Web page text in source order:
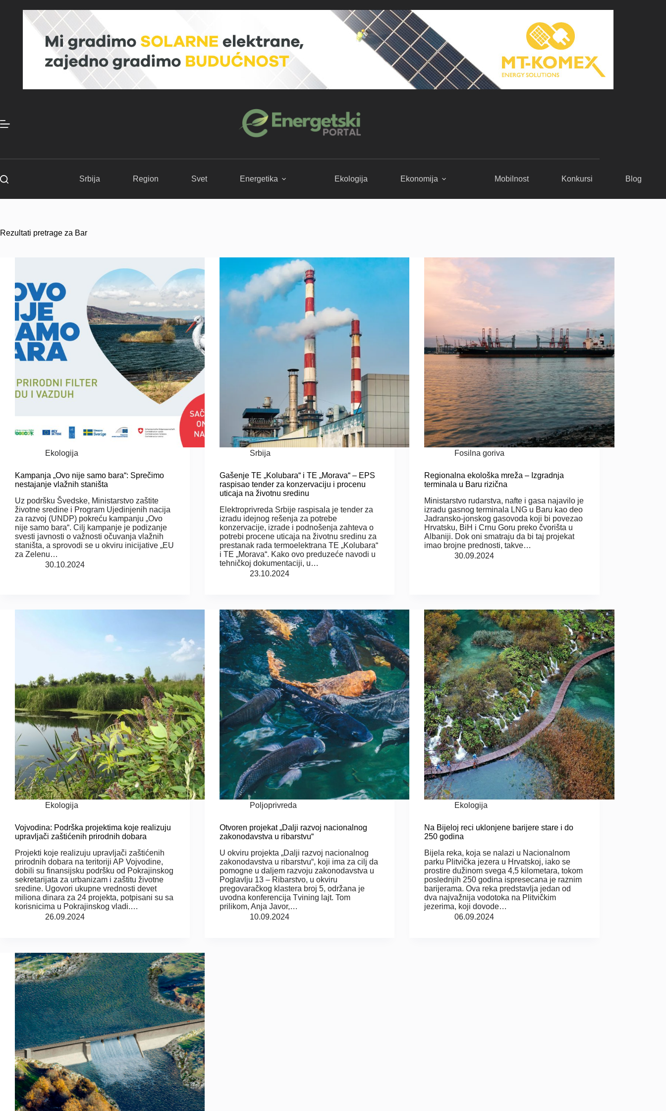
Srbija Region Svet Energetika Ekologija Ekonomija Mobilnost Konkursi Blog
Rezultati pretrage za Bar
Ekologija
Kampanja „Ovo nije samo bara“: Sprečimo
nestajanje vlažnih staništa
Uz podršku Švedske, Ministarstvo zaštite
životne sredine i Program Ujedinjenih nacija
za razvoj (UNDP) pokreću kampanju „Ovo
nije samo bara“. Cilj kampanje je podizanje
svesti javnosti o važnosti očuvanja vlažnih
staništa, a sprovodi se u okviru inicijative „EU
za Zelenu…
30.10.2024
Srbija
Gašenje TE „Kolubara“ i TE „Morava“ – EPS
raspisao tender za konzervaciju i procenu
uticaja na životnu sredinu
Elektroprivreda Srbije raspisala je tender za
izradu idejnog rešenja za potrebe
konzervacije, izrade i podnošenja zahteva o
potrebi procene uticaja na životnu sredinu za
prestanak rada termoelektrana TE „Kolubara“
i TE „Morava“. Kako ovo preduzeće navodi u
tehničkoj dokumentaciji, u…
23.10.2024
Fosilna goriva
Regionalna ekološka mreža – Izgradnja
terminala u Baru rizična
Ministarstvo rudarstva, nafte i gasa najavilo je
izradu gasnog terminala LNG u Baru kao deo
Jadransko-jonskog gasovoda koji bi povezao
Hrvatsku, BiH i Crnu Goru preko čvorišta u
Albaniji. Dok oni smatraju da bi taj projekat
imao brojne prednosti, takve…
30.09.2024
Ekologija
Vojvodina: Podrška projektima koje realizuju
upravljači zaštićenih prirodnih dobara
Projekti koje realizuju upravljači zaštićenih
prirodnih dobara na teritoriji AP Vojvodine,
dobili su finansijsku podršku od Pokrajinskog
sekretarijata za urbanizam i zaštitu životne
sredine. Ugovori ukupne vrednosti devet
miliona dinara za 24 projekta, potpisani su sa
korisnicima u Pokrajinskog vladi.…
26.09.2024
Poljoprivreda
Otvoren projekat „Dalji razvoj nacionalnog
zakonodavstva u ribarstvu“
U okviru projekta „Dalji razvoj nacionalnog
zakonodavstva u ribarstvu“, koji ima za cilj da
pomogne u daljem razvoju zakonodavstva u
Poglavlju 13 – Ribarstvo, u okviru
pregovaračkog klastera broj 5, održana je
uvodna konferencija Tvining lajt. Tom
prilikom, Anja Javor,…
10.09.2024
Ekologija
Na Bijeloj reci uklonjene barijere stare i do
250 godina
Bijela reka, koja se nalazi u Nacionalnom
parku Plitvička jezera u Hrvatskoj, iako se
prostire dužinom svega 4,5 kilometara, tokom
poslednjih 250 godina ispresecana je raznim
barijerama. Ova reka predstavlja jedan od
dva najvažnija vodotoka na Plitvičkim
jezerima, koji dovode…
06.09.2024